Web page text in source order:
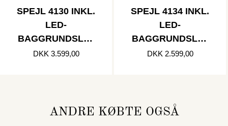
SPEJL 4130 INKL.
LED-
BAGGRUNDSLYS
» BØRSTET
DKK 3.599,00
SPEJL 4134 INKL.
LED-
BAGGRUNDSLYS
» BØRSTET
DKK 2.599,00
ANDRE KØBTE OGSÅ